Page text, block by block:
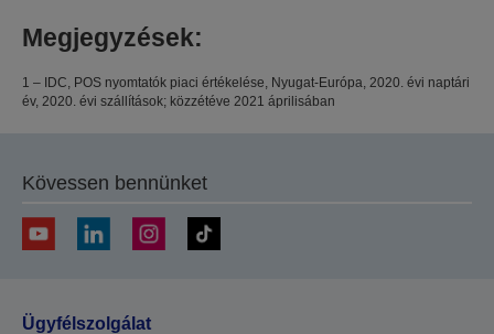
Megjegyzések:
1 – IDC, POS nyomtatók piaci értékelése, Nyugat-Európa, 2020. évi naptári
év, 2020. évi szállítások; közzétéve 2021 áprilisában
Kövessen bennünket
Ügyfélszolgálat